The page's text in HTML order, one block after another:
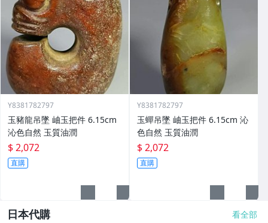
Y8381782797
玉豬龍吊墜 岫玉把件 6.15cm
沁色自然 玉質油潤
$ 2,072
直購
Y8381782797
玉蟬吊墜 岫玉把件 6.15cm 沁
色自然 玉質油潤
$ 2,072
直購
日本代購 看全部